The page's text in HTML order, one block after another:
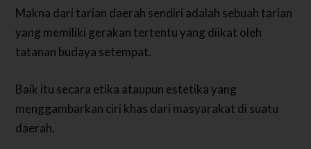
Makna dari tarian daerah sendiri adalah sebuah tarian
yang memiliki gerakan tertentu yang diikat oleh
tatanan budaya setempat.
Baik itu secara etika ataupun estetika yang
menggambarkan ciri khas dari masyarakat di suatu
daerah.